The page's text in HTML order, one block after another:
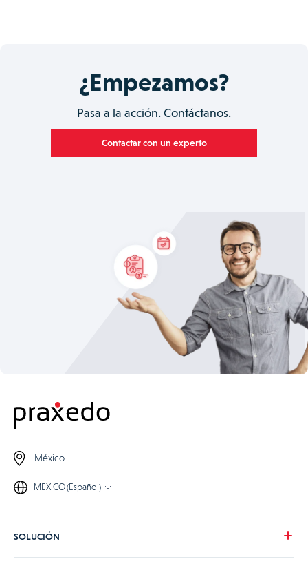
¿Empezamos?
Pasa a la acción. Contáctanos.
Contactar con un experto
México
MEXICO (Español)
SOLUCIÓN